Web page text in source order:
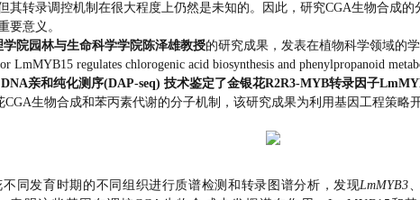
其转录调控机制在很大程度上仍然是未知的。因此，研究CGA生物合成
要意义。
学院园林与生命科学学院陈泽雄教授的研究成果，发表在植物科学领域的学
LmMYB15 regulates chlorogenic acid biosynthesis and phenylpropanoid
DNA亲和纯化测序(DAP-seq) 技术鉴定了金银花R2R3-MYB转录因子
生物合成和苯丙素代谢的分子机制，该研究成果为利用基因工程策略
同发育时期的不同组织进行质谱检测和转录图谱分析，发现LmMYB3